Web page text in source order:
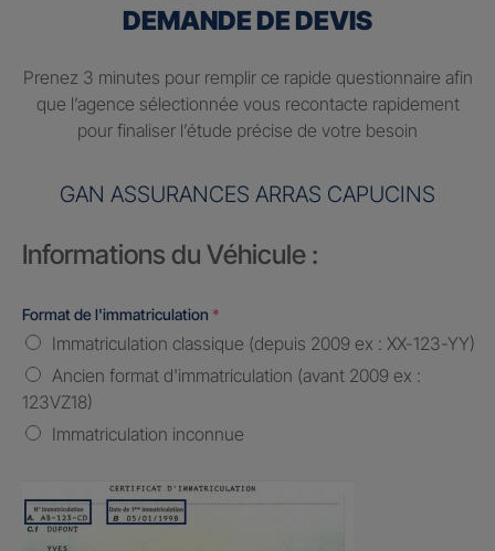
DEMANDE DE DEVIS
Prenez 3 minutes pour remplir ce rapide questionnaire afin
que l’agence sélectionnée vous recontacte rapidement
pour finaliser l’étude précise de votre besoin
GAN ASSURANCES ARRAS CAPUCINS
Informations du Véhicule :
Format de l'immatriculation *
Immatriculation classique (depuis 2009 ex : XX-123-YY)
Ancien format d'immatriculation (avant 2009 ex :
123VZ18)
Immatriculation inconnue